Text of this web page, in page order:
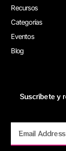
Recursos
Categorías
Eventos
Blog
Suscríbete y